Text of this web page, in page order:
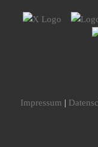
Impressum |